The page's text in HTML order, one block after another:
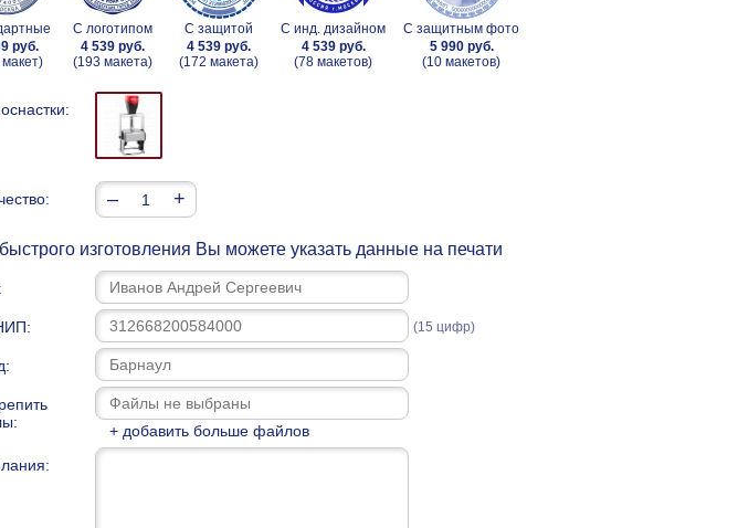
руб.
С логотипом
4 539 руб.
(193 макета)
С защитой
4 539 руб.
(172 макета)
С инд. дизайном
4 539 руб.
(78 макетов)
С защитным фото
5 990 руб.
(10 макетов)
– +
изготовления Вы можете указать данные на печати
(15 цифр)
+ добавить больше файлов